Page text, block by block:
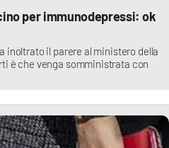
per immunodepressi: ok
inoltrato il parere al ministero della
è che venga somministrata con